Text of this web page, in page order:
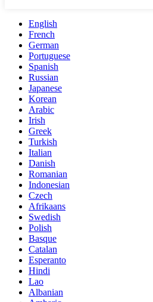
English
French
German
Portuguese
Spanish
Russian
Japanese
Korean
Arabic
Irish
Greek
Turkish
Italian
Danish
Romanian
Indonesian
Czech
Afrikaans
Swedish
Polish
Basque
Catalan
Esperanto
Hindi
Lao
Albanian